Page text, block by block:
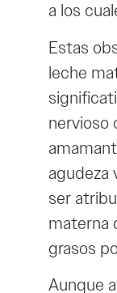
a los
Estas
leche
nervioso
agudeza
ser
materna
grasos
Aunque